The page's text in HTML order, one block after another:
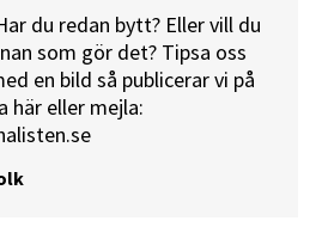
du redan bytt? Eller vill du
som gör det? Tipsa oss
en bild så publicerar vi på
här eller mejla: